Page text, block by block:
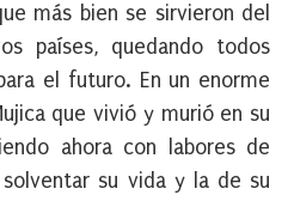
más bien se sirvieron del
países, quedando todos
el futuro. En un enorme
que vivió y murió en su
ahora con labores de
su vida y la de su